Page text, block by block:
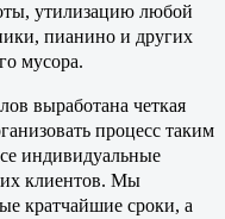
утилизацию любой
пианино и других
мусора.
выработана четкая
процесс таким
индивидуальные
клиентов. Мы
кратчайшие сроки, а